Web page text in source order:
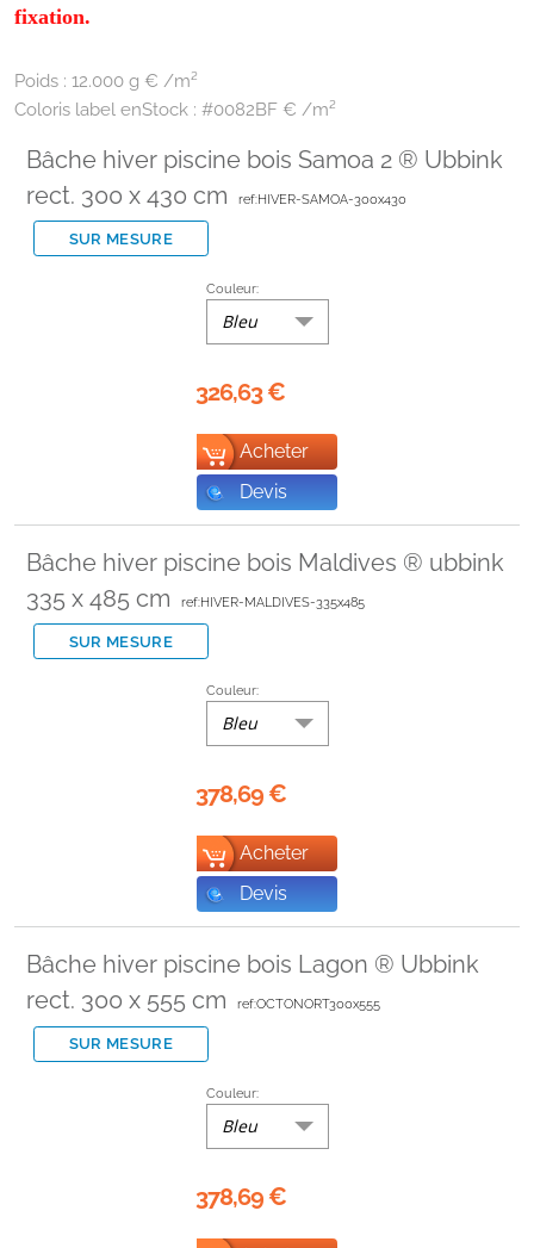
fixation.
Poids : 12.000 g € /m²
Coloris label enStock : #0082BF € /m²
Bâche hiver piscine bois Samoa 2 ® Ubbink
rect. 300 x 430 cm
ref:HIVER-SAMOA-300x430
SUR MESURE
Couleur:
Bleu
326,63€
Acheter
Devis
Bâche hiver piscine bois Maldives ® ubbink
335 x 485 cm
ref:HIVER-MALDIVES-335x485
SUR MESURE
Couleur:
Bleu
378,69€
Acheter
Devis
Bâche hiver piscine bois Lagon ® Ubbink
rect. 300 x 555 cm
ref:OCTONORT300x555
SUR MESURE
Couleur:
Bleu
378,69€